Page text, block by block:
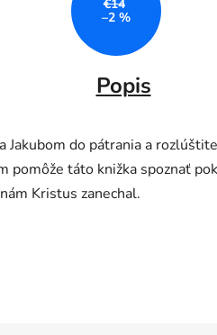
€14
–2 %
Popis
Jakubom do pátrania a
pomôže táto knižka spoznať
Kristus zanechal.